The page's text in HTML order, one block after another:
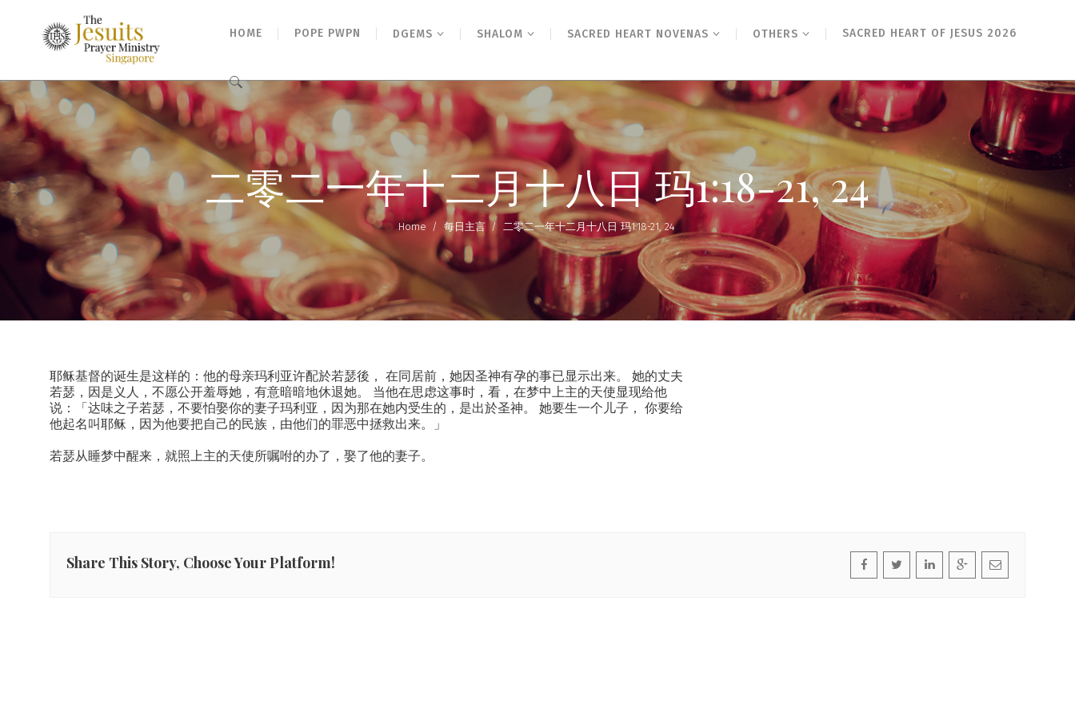
HOME POPE PWPN DGEMS SHALOM SACRED HEART NOVENAS OTHERS SACRED HEART OF JESUS 2026
Search
for:
二零二一年十二月十八日 玛1:18-21, 24
Home / 每日主言 / 二零二一年十二月十八日 玛1:18-21, 24
耶稣基督的诞生是这样的：他的母亲玛利亚许配於若瑟後， 在同居前，她因圣神有孕的事已显示出来。 她的丈夫
若瑟，因是义人，不愿公开羞辱她，有意暗暗地休退她。 当他在思虑这事时，看，在梦中上主的天使显现给他
说：「达味之子若瑟，不要怕娶你的妻子玛利亚，因为那在她内受生的，是出於圣神。 她要生一个儿子， 你要给
他起名叫耶稣，因为他要把自己的民族，由他们的罪恶中拯救出来。」
若瑟从睡梦中醒来，就照上主的天使所嘱咐的办了，娶了他的妻子。
Share This Story, Choose Your Platform!